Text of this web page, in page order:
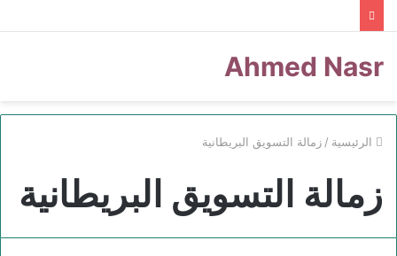
Ahmed Nasr
الرئيسية / زمالة التسويق البريطانية
زمالة التسويق البريطانية